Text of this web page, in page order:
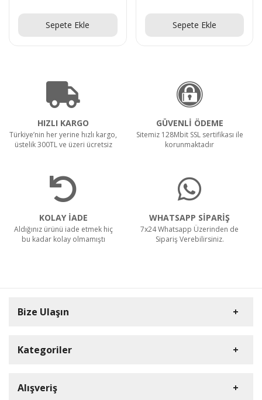
Sepete Ekle
Sepete Ekle
HIZLI KARGO
Türkiye’nin her yerine hızlı kargo,
üstelik 300TL ve üzeri ücretsiz
GÜVENLİ ÖDEME
Sitemiz 128Mbit SSL sertifikası ile
korunmaktadır
KOLAY İADE
Aldığınız ürünü iade etmek hiç
bu kadar kolay olmamıştı
WHATSAPP SİPARİŞ
7x24 Whatsapp Üzerinden de
Sipariş Verebilirsiniz.
Bize Ulaşın
Kategoriler
Rulopak
Alışveriş